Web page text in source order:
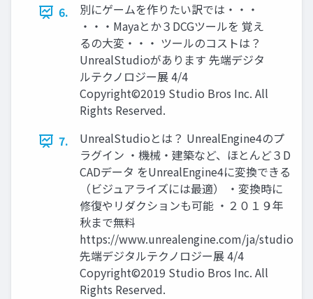
6.
別にゲームを作りたい訳では・・・
・・・Mayaとか３DCGツールを 覚え
るの大変・・・ ツールのコストは？
UnrealStudioがあります 先端デジタ
ルテクノロジー展 4/4
Copyright©2019 Studio Bros Inc. All
Rights Reserved.
7.
UnrealStudioとは？ UnrealEngine4のプ
ラグイン ・機械・建築など、ほとんど３D
CADデータ をUnrealEngine4に変換できる
（ビジュアライズには最適） ・変換時に
修復やリダクションも可能 ・２０１９年
秋まで無料
https://www.unrealengine.com/ja/studio
先端デジタルテクノロジー展 4/4
Copyright©2019 Studio Bros Inc. All
Rights Reserved.